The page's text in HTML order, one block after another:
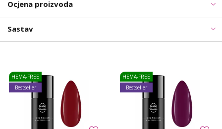
Ocjena proizvoda
Sastav
HEMA-FREE
Bestseller
HEMA-FREE
Bestseller